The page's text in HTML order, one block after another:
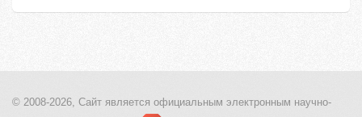
© 2008-2026, Сайт является официальным электронным научно-